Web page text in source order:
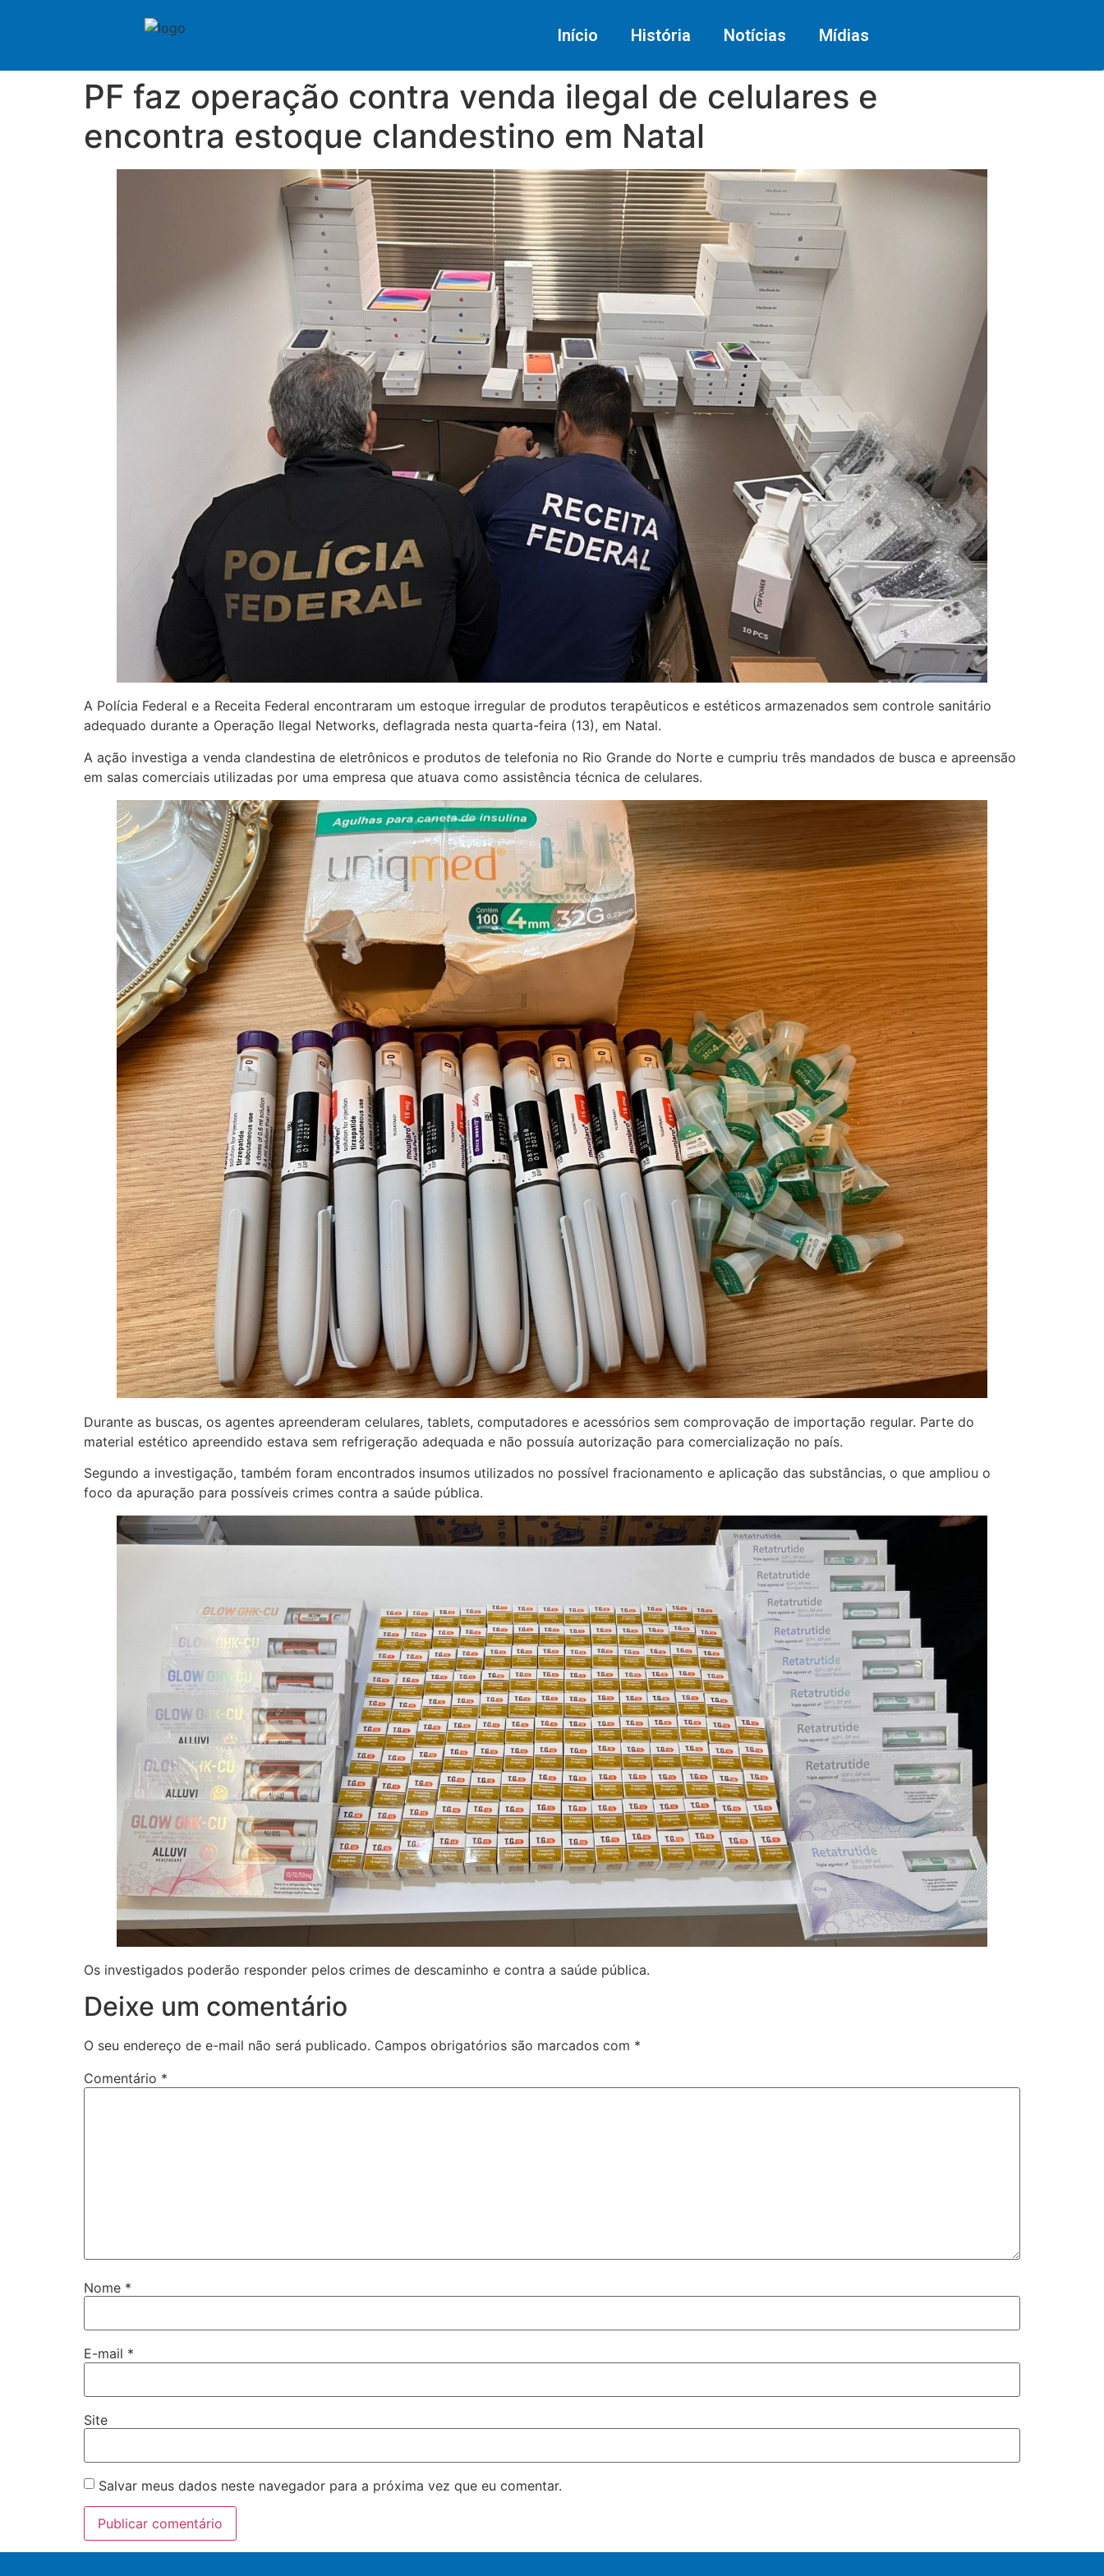
Início História Notícias Mídias
PF faz operação contra venda ilegal de celulares e
encontra estoque clandestino em Natal
A Polícia Federal e a Receita Federal encontraram um estoque irregular de produtos terapêuticos e estéticos armazenados sem controle sanitário
adequado durante a Operação Ilegal Networks, deflagrada nesta quarta-feira (13), em Natal.
A ação investiga a venda clandestina de eletrônicos e produtos de telefonia no Rio Grande do Norte e cumpriu três mandados de busca e apreensão
em salas comerciais utilizadas por uma empresa que atuava como assistência técnica de celulares.
Durante as buscas, os agentes apreenderam celulares, tablets, computadores e acessórios sem comprovação de importação regular. Parte do
material estético apreendido estava sem refrigeração adequada e não possuía autorização para comercialização no país.
Segundo a investigação, também foram encontrados insumos utilizados no possível fracionamento e aplicação das substâncias, o que ampliou o
foco da apuração para possíveis crimes contra a saúde pública.
Os investigados poderão responder pelos crimes de descaminho e contra a saúde pública.
Deixe um comentário
O seu endereço de e-mail não será publicado. Campos obrigatórios são marcados com *
Comentário *
Nome *
E-mail *
Site
Salvar meus dados neste navegador para a próxima vez que eu comentar.